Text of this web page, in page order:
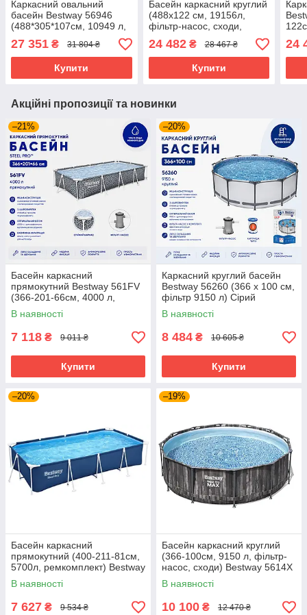
Каркасний овальний
басейн Bestway 56946
(488*305*107см, 10949 л,
сходи, фільтр, тент)
Ротанг
27 351 ₴ 31 804 ₴
Купити
Басейн каркасний круглий
(488x122 см, 19156л,
фільтр-насос, сходи,
підстилка, тент) Intex
26730 Сірий
24 482₴ 28 467 ₴
Купити
24
Акційні пропозиції та новинки
–21%
Басейн каркасний
прямокутний Bestway 561FV
(366-201-66см, 4000 л,
фільтр-насос) Сірий
В наявності
7 118 ₴ 9 011 ₴
Купити
–20%
Каркасний круглий басейн
Bestway 56260 (366 x 100 см,
фільтр 9150 л) Сірий
В наявності
8 484 ₴ 10 605 ₴
Купити
–20%
Басейн каркасний
прямокутний (400-211-81см,
5700л, ремкомплект) Bestway
56405 Синій
В наявності
7 627 ₴ 9 534 ₴
–19%
Басейн каркасний круглий
(366-100см, 9150 л, фільтр-
насос, сходи) Bestway 5614X
Сірий
В наявності
10 100 ₴ 12 470 ₴